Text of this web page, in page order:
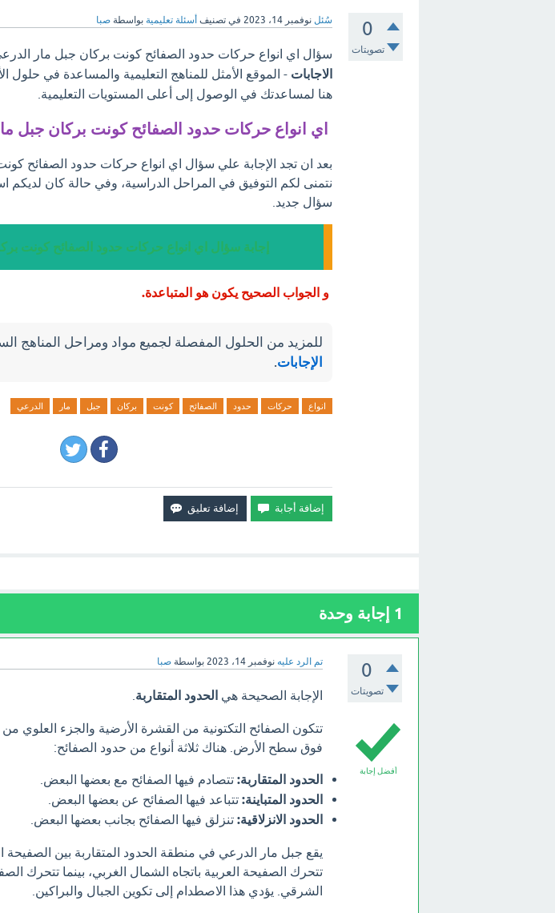
0
تصويتات
سُئل نوفمبر 14، 2023 في تصنيف أسئلة تعليمية بواسطة صبا
سؤال اي انواع حركات حدود الصفائح كونت بركان جبل مار
الاجابات - الموقع الأمثل للمناهج التعليمية والمساعدة في حلول
هنا لمساعدتك في الوصول إلى أعلى المستويات التعليمية.
اي انواع حركات حدود الصفائح كونت بركان جبل
بعد ان تجد الإجابة علي سؤال اي انواع حركات حدود الصفائح
نتمنى لكم التوفيق في المراحل الدراسية، وفي حالة كان لديكم
سؤال جديد.
إجابة سؤال اي انواع حركات حدود الصفائح كونت
و الجواب الصحيح يكون هو المتباعدة.
للمزيد من الحلول المفصلة لجميع مواد ومراحل المناهج
الإجابات.
انواع حركات حدود الصفائح كونت بركان جبل مار الدرعي
1 إجابة وحدة
0
تصويتات
تم الرد عليه نوفمبر 14، 2023 بواسطة صبا
أفضل إجابة
الإجابة الصحيحة هي الحدود المتقاربة
تتكون الصفائح التكتونية من القشرة الأرضية والجزء العلوي
فوق سطح الأرض. هناك ثلاثة أنواع من حدود الصفائح:
الحدود المتقاربة:تتصادم فيها الصفائح مع بعضها البعض.
الحدود المتباينة:تتباعد فيها الصفائح عن بعضها البعض.
الحدود الانزلاقية:تنزلق فيها الصفائح بجانب بعضها البعض.
يقع جبل مار الدرعي في منطقة الحدود المتقاربة بين الصفيحة
تتحرك الصفيحة العربية باتجاه الشمال الغربي، بينما تتحرك
الشرقي. يؤدي هذا الاصطدام إلى تكوين الجبال والبراكين.